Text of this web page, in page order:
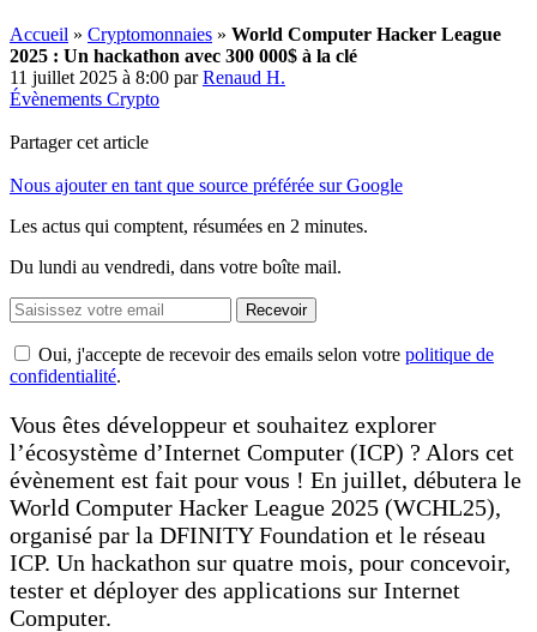
Accueil » Cryptomonnaies » World Computer Hacker League
2025 : Un hackathon avec 300 000$ à la clé
11 juillet 2025 à 8:00 parRenaud H.
Évènements Crypto
Partager cet article
Nous ajouter en tant que source préférée sur Google
Les actus qui comptent, résumées en 2 minutes.
Du lundi au vendredi, dans votre boîte mail.
Recevoir
Oui, j'accepte de recevoir des emails selon votre politique de
confidentialité.
Vous êtes développeur et souhaitez explorer
l’écosystème d’Internet Computer (ICP) ? Alors cet
évènement est fait pour vous ! En juillet, débutera le
World Computer Hacker League 2025 (WCHL25),
organisé par la DFINITY Foundation et le réseau
ICP. Un hackathon sur quatre mois, pour concevoir,
tester et déployer des applications sur Internet
Computer.